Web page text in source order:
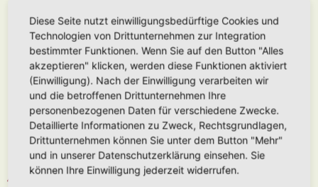
Der Betreiber des Boards übt das Hausrecht aus. Bei Verstößen gegen
diese Nutzungsbedingungen oder anderer im Board veröffentlichten
Regeln kann der Betreiber dich nach Abmahnung zeitweise oder
dauerhaft von der Nutzung dieses Boards ausschließen und dir ein
Hausverbot erteilen.
Du nimmst zur Kenntnis, dass der Betreiber keine Verantwortung für die
Inhalte von Beiträgen übernimmt, die er nicht selbst erstellt hat oder die
er nicht zur Kenntnis genommen hat. Du gestattest dem Betreiber, dein
Benutzerkonto, Beiträge und Funktionen jederzeit zu löschen oder zu
sperren.
Du gestattest dem Betreiber darüber hinaus, deine Beiträge
abzuändern, sofern sie gegen o. g. Regeln verstoßen oder geeignet
sind, dem Betreiber oder einem Dritten Schaden zuzufügen.
4. GENERAL PUBLIC LICENSE
Diese Seite nutzt einwilligungsbedürftige Cookies und
Technologien von Drittunternehmen zur Integration
bestimmter Funktionen. Wenn Sie auf den Button "Alles
akzeptieren" klicken, werden diese Funktionen aktiviert
(Einwilligung). Nach der Einwilligung verarbeiten wir
und die betroffenen Drittunternehmen Ihre
personenbezogenen Daten für verschiedene Zwecke.
Detaillierte Informationen zu Zweck, Rechtsgrundlagen,
Drittunternehmen können Sie unter dem Button "Mehr"
und in unserer Datenschutzerklärung einsehen. Sie
können Ihre Einwilligung jederzeit widerrufen.